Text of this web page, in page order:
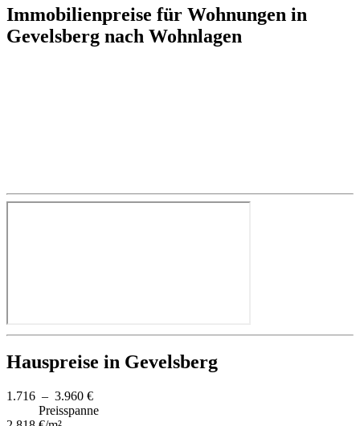
Immobilienpreise für Wohnungen in
Gevelsberg nach Wohnlagen
Hauspreise in Gevelsberg
1.716 – 3.960 €
Preisspanne